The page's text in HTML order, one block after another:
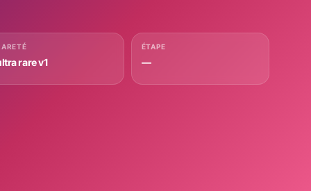
rare v1
ÉTAPE
—